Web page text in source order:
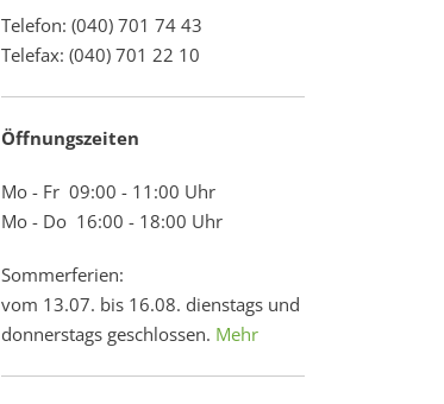
Telefon: (040) 701 74 43
Telefax: (040) 701 22 10
Öffnungszeiten
Mo - Fr 09:00 - 11:00 Uhr
Mo - Do 16:00 - 18:00 Uhr
Sommerferien:
vom 13.07. bis 16.08. dienstags und
donnerstags geschlossen. Mehr